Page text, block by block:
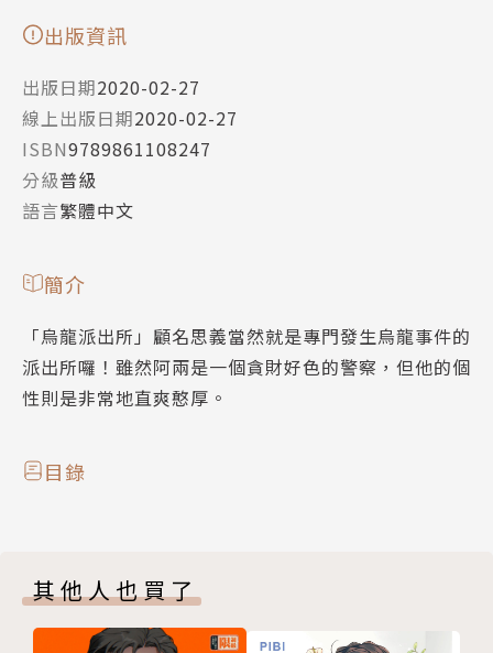
出版資訊
出版日期2020-02-27
線上出版日期2020-02-27
ISBN9789861108247
分級普級
語言繁體中文
簡介
「烏龍派出所」顧名思義當然就是專門發生烏龍事件的
派出所囉！雖然阿兩是一個貪財好色的警察，但他的個
性則是非常地直爽憨厚。
目錄
其他人也買了